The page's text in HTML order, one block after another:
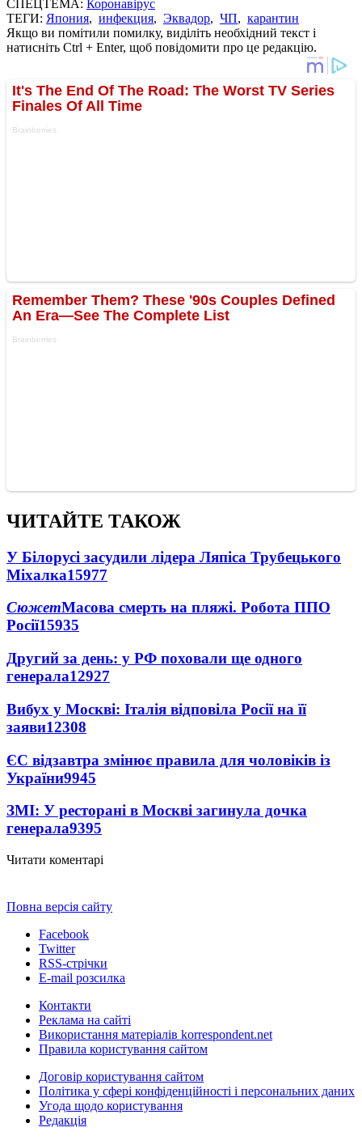
СПЕЦТЕМА: Коронавірус
ТЕГИ: Япония, инфекция, Эквадор, ЧП, карантин
Якщо ви помітили помилку, виділіть необхідний текст і
натисніть Ctrl + Enter, щоб повідомити про це редакцію.
ЧИТАЙТЕ ТАКОЖ
У Білорусі засудили лідера Ляпіса Трубецького
Міхалка15977
СюжетМасова смерть на пляжі. Робота ППО
Росії15935
Другий за день: у РФ поховали ще одного
генерала12927
Вибух у Москві: Італія відповіла Росії на її
заяви12308
ЄС відзавтра змінює правила для чоловіків із
України9945
ЗМІ: У ресторані в Москві загинула дочка
генерала9395
Читати коментарі
Повна версія сайту
Facebook
Twitter
RSS-стрічки
E-mail розсилка
Контакти
Реклама на сайті
Використання матеріалів korrespondent.net
Правила користування сайтом
Договір користування сайтом
Політика у сфері конфіденційності і персональних даних
Угода щодо користування
Редакція